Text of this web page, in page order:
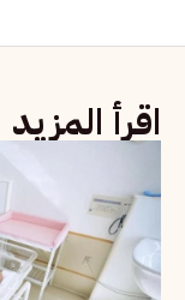
اقرأ المزيد